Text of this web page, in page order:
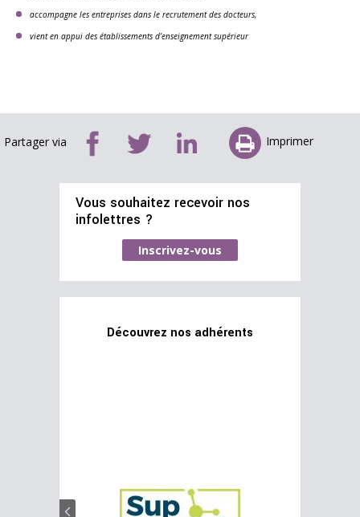
accompagne les entreprises dans le recrutement des docteurs,
vient en appui des établissements d’enseignement supérieur
Partager via Imprimer
Vous souhaitez recevoir nos
infolettres ?
Inscrivez-vous
Découvrez nos adhérents